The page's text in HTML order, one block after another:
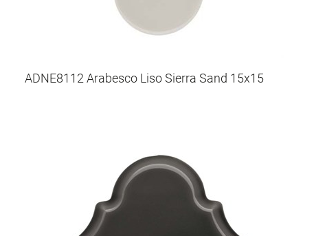
ADNE8112 Arabesco Liso Sierra Sand 15x15